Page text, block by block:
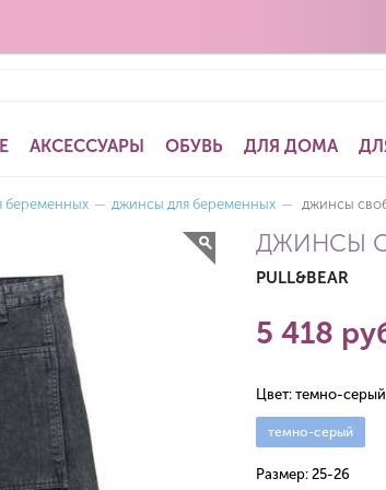
АКСЕССУАРЫ ОБУВЬ ДЛЯ ДОМА
беременных — джинсы для беременных — джинсы
ДЖИНСЫ
PULL&BEAR
5 418
Цвет: темно-серый
темно-серый
Размер: 25-26